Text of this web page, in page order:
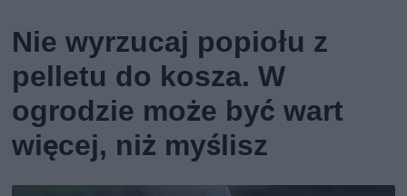
Nie wyrzucaj popiołu z
pelletu do kosza. W
ogrodzie może być wart
więcej, niż myślisz